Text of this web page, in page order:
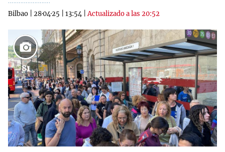
Bilbao
28·04·25 13:54 |Actualizado a las 20:52
81